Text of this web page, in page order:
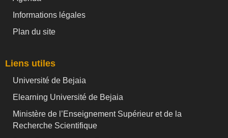
Informations légales
Plan du site
Liens utiles
Université de Bejaia
Elearning Université de Bejaia
Ministère de l’Enseignement Supérieur et de la
Recherche Scientifique